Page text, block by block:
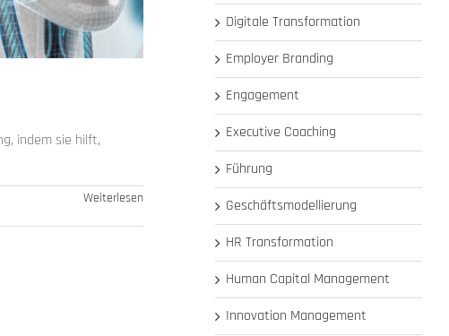
indem sie hilft,
Weiterlesen
Digitale Transformation
Employer Branding
Engagement
Executive Coaching
Führung
Geschäftsmodellierung
HR Transformation
Human Capital Management
Innovation Management